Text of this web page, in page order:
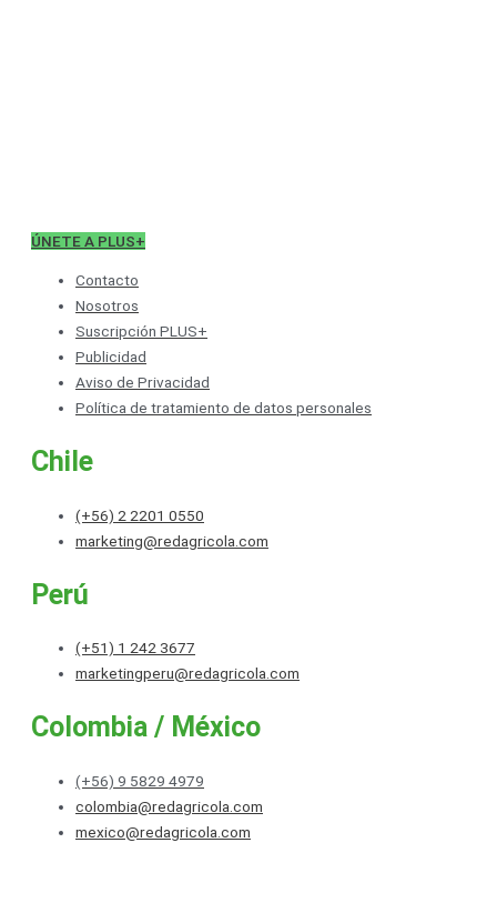
ÚNETE A PLUS+
Contacto
Nosotros
Suscripción PLUS+
Publicidad
Aviso de Privacidad
Política de tratamiento de datos personales
Chile
(+56) 2 2201 0550
marketing@redagricola.com
Perú
(+51) 1 242 3677
marketingperu@redagricola.com
Colombia / México
(+56) 9 5829 4979
colombia@redagricola.com
mexico@redagricola.com